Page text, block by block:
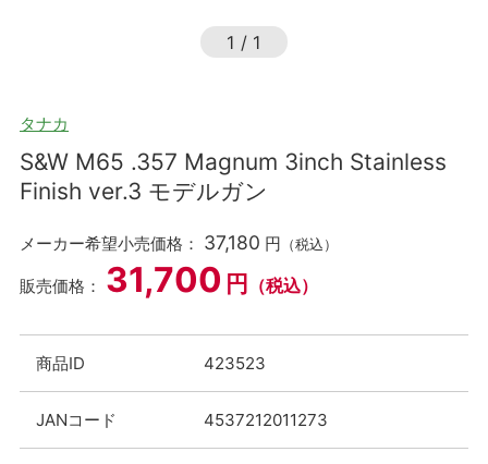
1 / 1
タナカ
S&W M65 .357 Magnum 3inch Stainless
Finish ver.3 モデルガン
メーカー希望小売価格： 37,180 円 （税込）
販売価格： 31,700 円 （税込）
商品ID 423523
JANコード 4537212011273